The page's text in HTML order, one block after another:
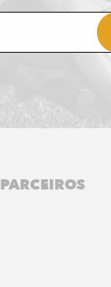
PARCEIROS